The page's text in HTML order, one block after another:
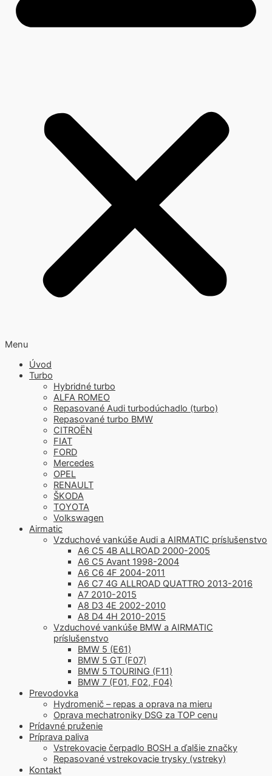
Menu
Úvod
Turbo
Hybridné turbo
ALFA ROMEO
Repasované Audi turbodúchadlo (turbo)
Repasované turbo BMW
CITROËN
FIAT
FORD
Mercedes
OPEL
RENAULT
ŠKODA
TOYOTA
Volkswagen
Airmatic
Vzduchové vankúše Audi a AIRMATIC príslušenstvo
A6 C5 4B ALLROAD 2000-2005
A6 C5 Avant 1998-2004
A6 C6 4F 2004-2011
A6 C7 4G ALLROAD QUATTRO 2013-2016
A7 2010-2015
A8 D3 4E 2002-2010
A8 D4 4H 2010-2015
Vzduchové vankúše BMW a AIRMATIC
príslušenstvo
BMW 5 (E61)
BMW 5 GT (F07)
BMW 5 TOURING (F11)
BMW 7 (F01, F02, F04)
Prevodovka
Hydromenič – repas a oprava na mieru
Oprava mechatroniky DSG za TOP cenu
Prídavné pruženie
Príprava paliva
Vstrekovacie čerpadlo BOSH a ďalšie značky
Repasované vstrekovacie trysky (vstreky)
Kontakt